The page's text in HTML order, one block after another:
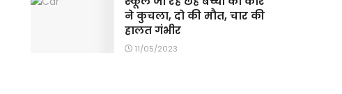
ने कुचला, दो की मौत, चार की
हालत गंभीर
11/05/2023